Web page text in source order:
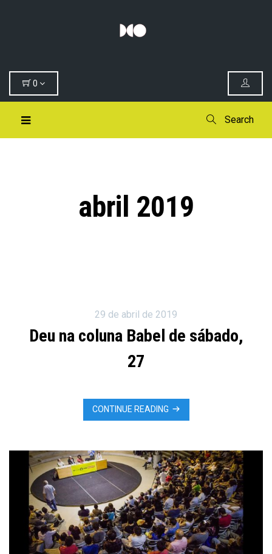
0
Search
abril 2019
29 de abril de 2019
Deu na coluna Babel de sábado,
27
CONTINUE READING